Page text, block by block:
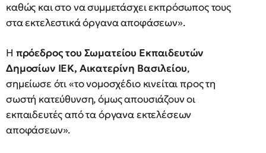
καθώς και στο να συμμετάσχει εκπρόσωπος τους
στα εκτελεστικά όργανα αποφάσεων».
Η πρόεδρος του Σωματείου Εκπαιδευτών
Δημοσίων ΙΕΚ, Αικατερίνη Βασιλείου,
σημείωσε ότι «το νομοσχέδιο κινείται προς τη
σωστή κατεύθυνση, όμως απουσιάζουν οι
εκπαιδευτές από τα όργανα εκτελέσεων
αποφάσεων».